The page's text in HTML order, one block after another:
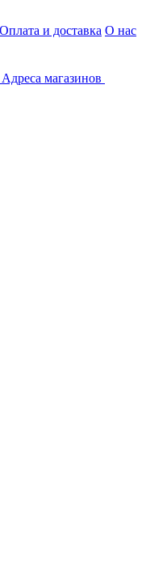
Оплата и доставка О нас
Адреса магазинов